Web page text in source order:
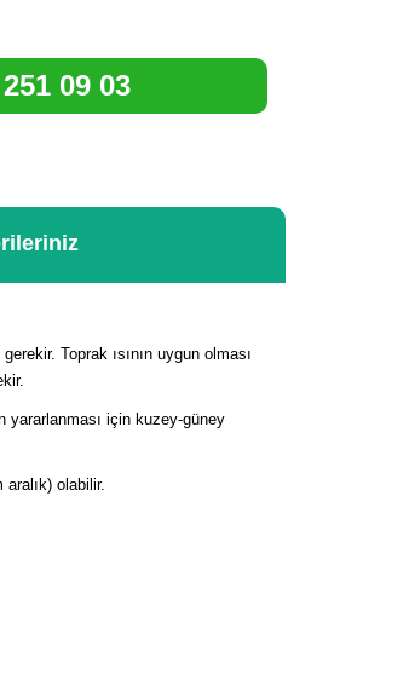
09 03
Toprak ısının uygun olması
yararlanması için kuzey-güney
olabilir.